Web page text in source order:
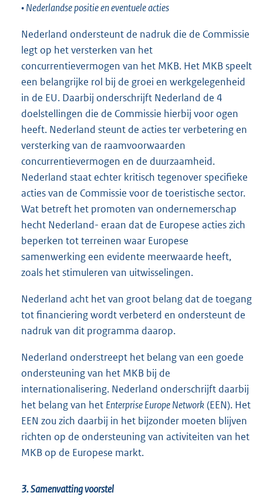
• Nederlandse positie en eventuele acties
Nederland ondersteunt de nadruk die de Commissie
legt op het versterken van het
concurrentievermogen van het MKB. Het MKB speelt
een belangrijke rol bij de groei en werkgelegenheid
in de EU. Daarbij onderschrijft Nederland de 4
doelstellingen die de Commissie hierbij voor ogen
heeft. Nederland steunt de acties ter verbetering en
versterking van de raamvoorwaarden
concurrentievermogen en de duurzaamheid.
Nederland staat echter kritisch tegenover specifieke
acties van de Commissie voor de toeristische sector.
Wat betreft het promoten van ondernemerschap
hecht Nederland- eraan dat de Europese acties zich
beperken tot terreinen waar Europese
samenwerking een evidente meerwaarde heeft,
zoals het stimuleren van uitwisselingen.
Nederland acht het van groot belang dat de toegang
tot financiering wordt verbeterd en ondersteunt de
nadruk van dit programma daarop.
Nederland onderstreept het belang van een goede
ondersteuning van het MKB bij de
internationalisering. Nederland onderschrijft daarbij
het belang van het Enterprise Europe Network(EEN). Het
EEN zou zich daarbij in het bijzonder moeten blijven
richten op de ondersteuning van activiteiten van het
MKB op de Europese markt.
3. Samenvatting voorstel